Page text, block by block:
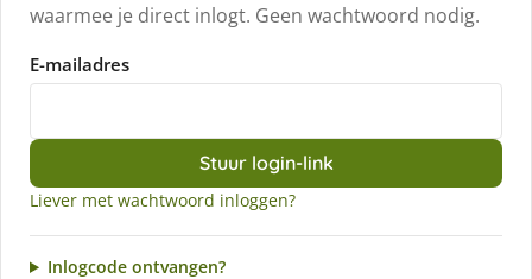
waarmee je direct inlogt. Geen wachtwoord nodig.
E-mailadres
Stuur login-link
Liever met wachtwoord inloggen?
Inlogcode ontvangen?